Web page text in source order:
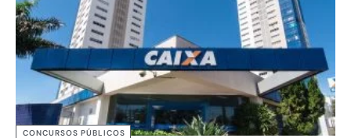
CONCURSOS PÚBLICOS